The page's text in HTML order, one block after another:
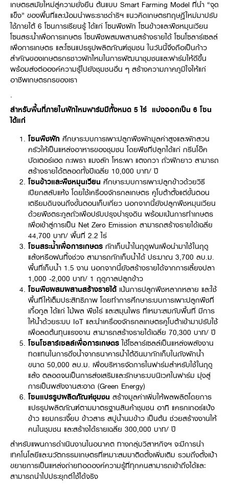
เกษตรสมัยใหม่สู่ความยั่งยืน ต้นแบบ Smart Farming Model ที่นำ “จุด
แข็ง” ของพื้นที่และน้อมนำพระราชดำริฯ แนวคิดเกษตรทฤษฎีใหม่มาปรับ
ใช้ภายใต้ 6 โซนการเรียนรู้ ได้แก่ โซนพืชผัก โซนข้าวและพืชหมุนเวียน
โซนสระน้ำเพื่อการเกษตร โซนพืชผสมผสานสร้างรายได้ โซนโซลาร์เซลล์
เพื่อการเกษตร และโซนแปรรูปผลิตภัณฑ์ชุมชน ในวันนี้จึงถือเป็นก้าว
สำคัญของเกษตรกรชาวผักไหมในการพัฒนาชุมชนและฟาร์มให้ดีขึ้น
พร้อมส่งต่อองค์ความรู้ไปยังชุมชนอื่น ๆ สร้างความภาคภูมิใจให้แก่
อาชีพเกษตรกรของเรา
.
สำหรับพื้นที่ภายในผักไหมฟาร์มมีทั้งหมด 5 ไร่ แบ่งออกเป็น 6 โซน
ได้แก่
โซนพืชผัก ศึกษาระบบการเพาะปลูกพืชผักมูลค่าสูงและผักสวน
ครัวให้เป็นแหล่งอาหารของชุมชน โดยพืชที่ปลูกได้แก่ กรีนโอ๊ค
บัดเตอร์เฮด กะเพรา แมงลัก โหระพา แตงกวา ถั่วฝักยาว สามารถ
สร้างรายได้ตลอดทั้งปีเฉลี่ย 10,000 บาท/ ปี
โซนข้าวและพืชหมุนเวียน ศึกษาระบบการเพาะปลูกข้าวด้วยวิธี
เปียกสลับแห้ง โดยใช้เครื่องจักรกลเกษตร คูโบต้าตั้งแต่ขั้นตอน
เตรียมดินจนถึงขั้นตอนเก็บเกี่ยว นอกจากนี้ยังปลูกพืชหมุนเวียน
ด้วยพืชตระกูลถั่วเพื่อปรับปรุงบำรุงดิน พร้อมเน้นการทำเกษตร
เพื่อเข้าสู่การเป็น Net Zero Emission สามารถสร้างรายได้เฉลี่ย
44,700 บาท/ พื้นที่ 2.2 ไร่
โซนสระน้ำเพื่อการเกษตร กักเก็บน้ำในฤดูฝนเพื่อนำมาใช้ในฤดู
แล้งหรือฝนทิ้งช่วง สามารถกักเก็บน้ำได้ ประมาณ 3,700 ลบ.ม.
พื้นที่เก็บน้ำ 1.5 งาน นอกจากนี้ยังสร้างรายได้จากการเลี้ยงปลา
1,000 -2,000 บาท/ 1 ฤดูกาลปลูกข้าว
โซนพืชผสมผสานสร้างรายได้ เน้นการปลูกพืชหลากหลาย และใช้
พื้นที่ให้เต็มประสิทธิภาพ โดยทำการศึกษาระบบการเพาะปลูกพืชที่
เกื้อกูล ได้แก่ ไม้ผล พืชไร่ และสมุนไพร ที่เหมาะสมกับพื้นที่ มีการ
ให้น้ำด้วยระบบ IoT และนำเครื่องจักรกลเกษตรคูโบต้าเข้ามาปรับใช้
เพื่อลดต้นทุนแรงงาน สามารถสร้างรายได้เฉลี่ย 70,300 บาท/ ปี
โซนโซลาร์เซลล์เพื่อการเกษตรใช้โซลาร์เซลล์เป็นแหล่งพลังงาน
ทดแทนในการดึงน้ำจากธนาคารน้ำใต้ดินมากักเก็บในถังพักน้ำ
ขนาด 50,000 ลบ.ม. เพื่อบริหารจัดการในฟาร์มสำหรับใช้ในฤดู
แล้ง ตลอดจนเป็นการส่งเสริมและรักษาระบบนิเวศในฟาร์ม มุ่งสู่
การเป็นพลังงานสะอาด (Green Energy)
โซนแปรรูปผลิตภัณฑ์ชุมชน สร้างมูลค่าเพิ่มให้ผลผลิตโดยการ
แปรรูปผลิตภัณฑ์ตามมาตรฐานสินค้าชุมชน อาทิ แครกเกอร์แป้ง
ข้าว แยมกระเจี๊ยบ ข้าวสาร สบู่น้ำนมข้าว เป็นต้น ช่วยสร้างงานให้
คนในชุมชน และสร้างได้รายเฉลี่ย 300,000 บาท/ ปี
สำหรับแผนการดำเนินงานในอนาคต ทางกลุ่มวิสาหกิจฯ จะมีการนำ
เทคโนโลยีและนวัตกรรมเกษตรที่เหมาะสมมาติดตั้งเพิ่มเติม รวมถึงตั้งเป้า
ขยายการเป็นแหล่งถ่ายทอดองค์ความรู้ที่ทุกคนสามารถเข้าถึงได้และ
สามารถนำไปประยุกต์ใช้ได้จริง